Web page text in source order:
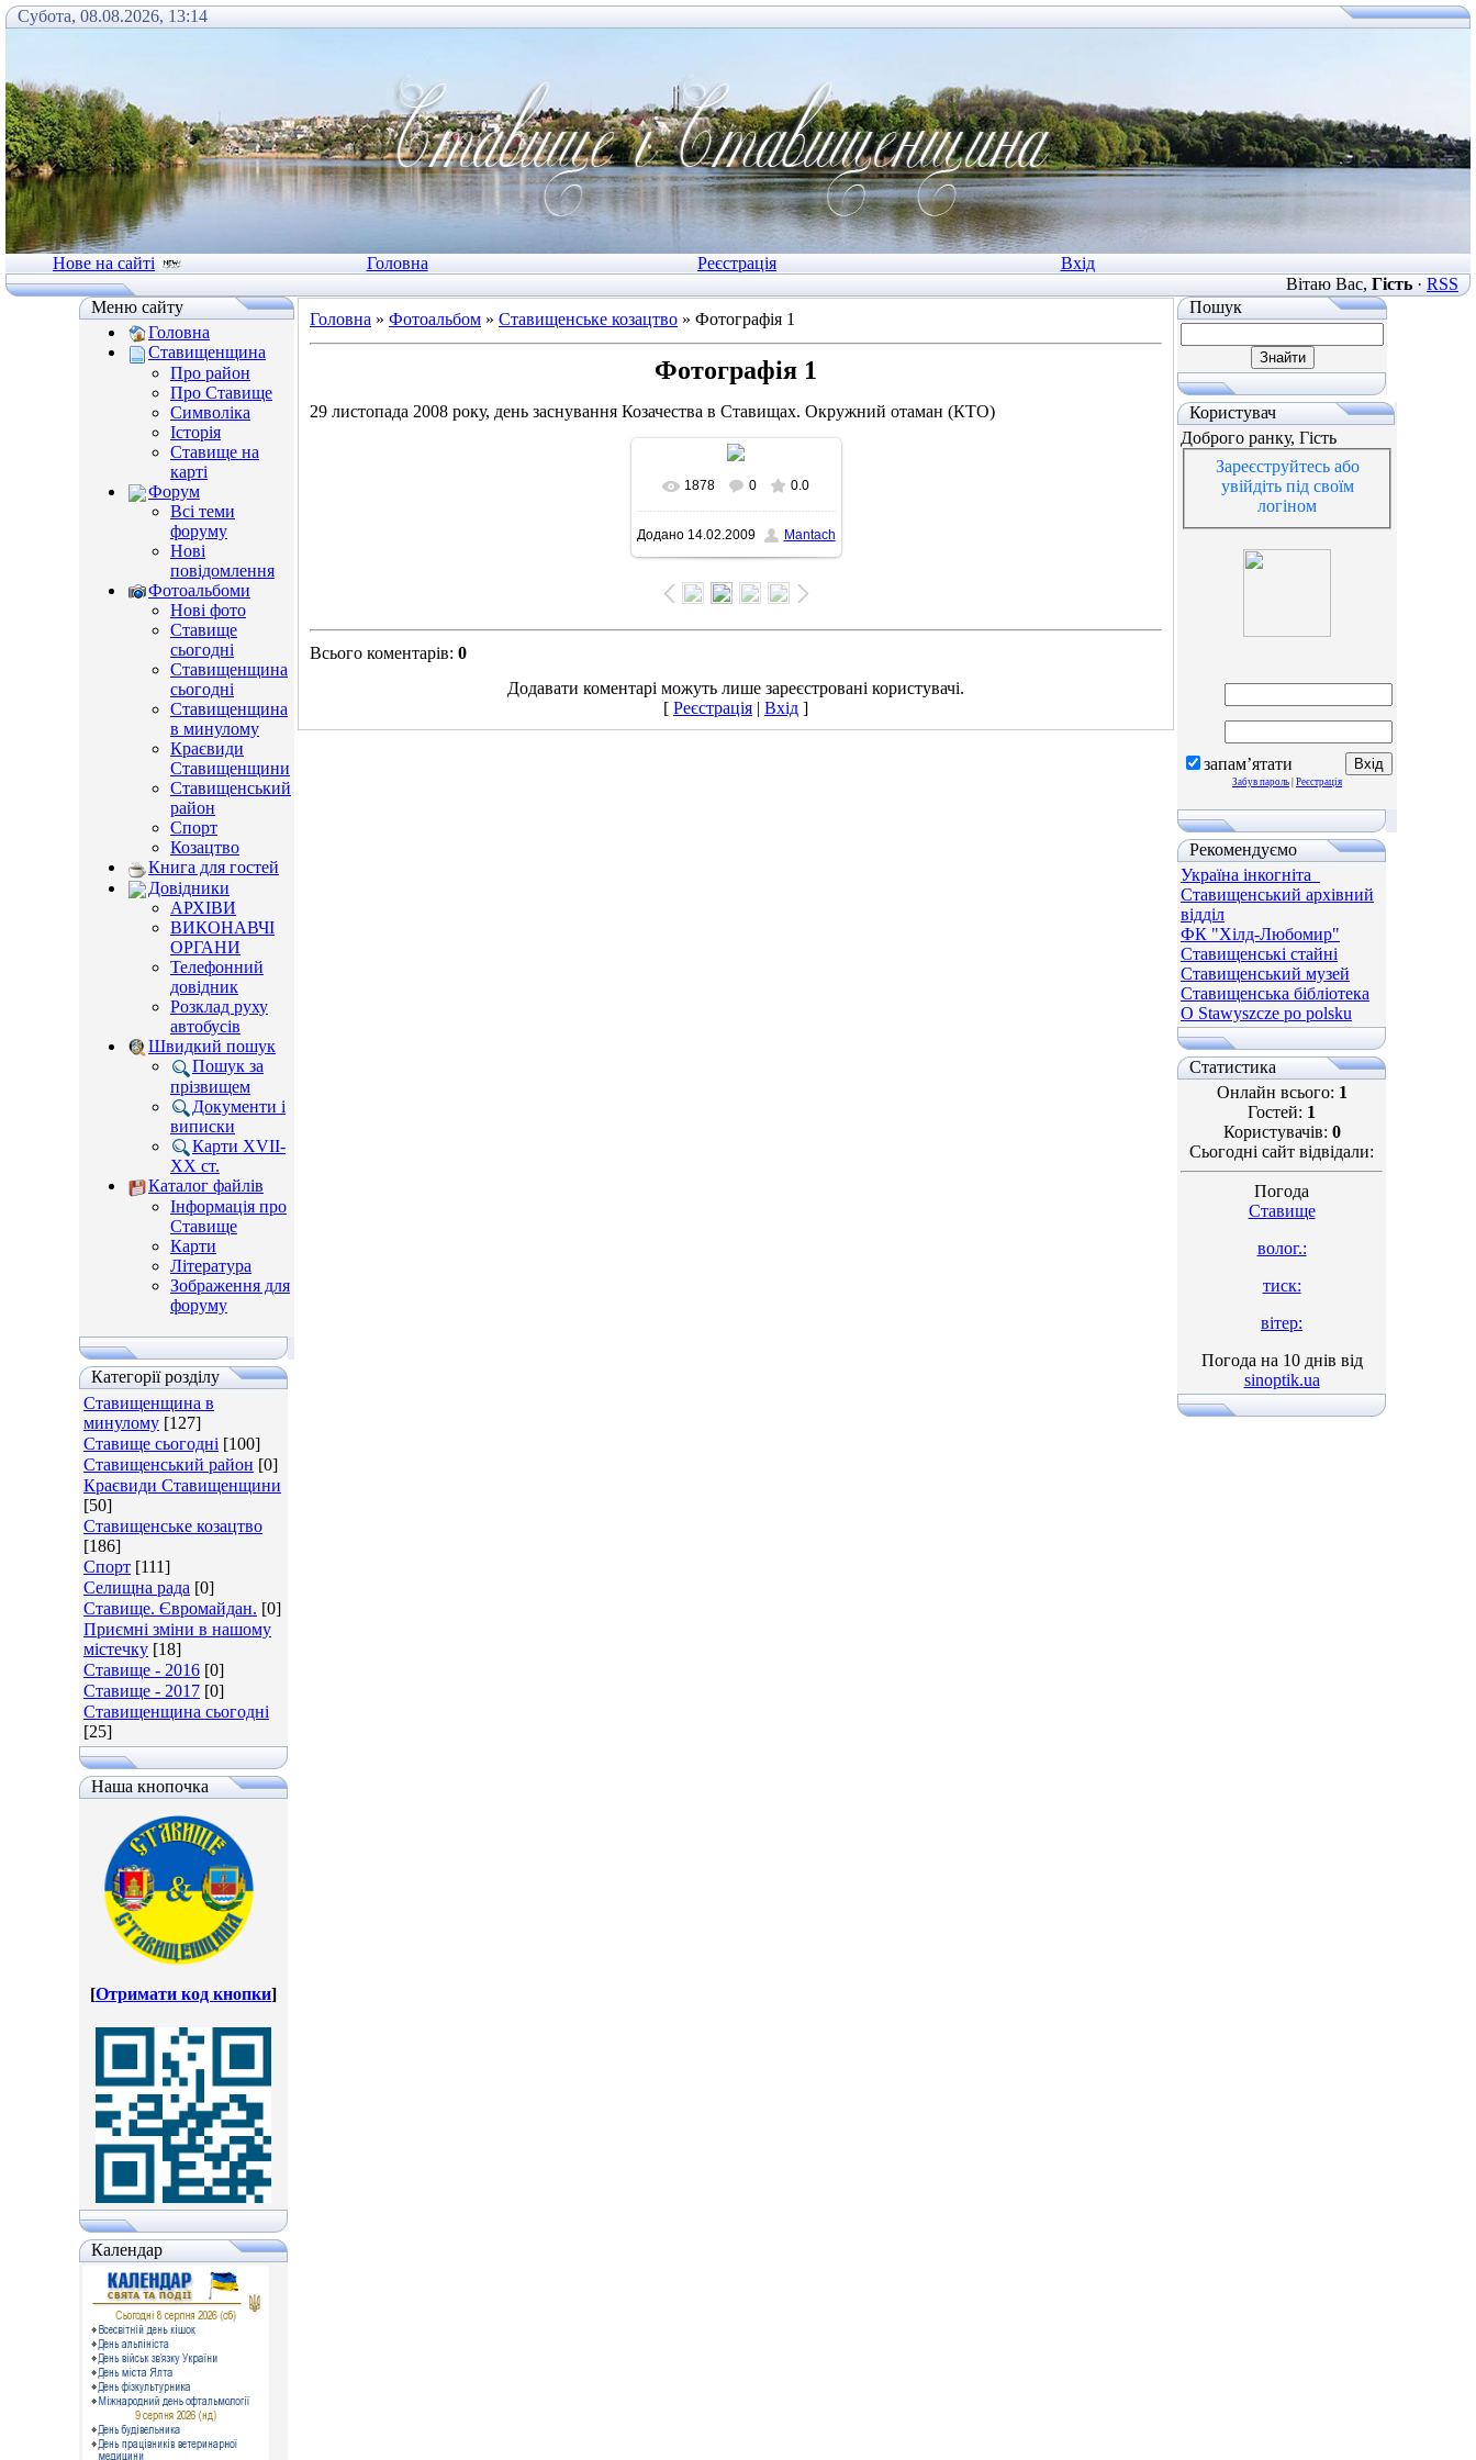
Субота, 08.08.2026, 13:14
Нове на сайті Головна Реєстрація
Вхід
Вітаю Вас, Гість· RSS
Меню сайту
Головна
Ставищенщина
Про район
Про Ставище
Символіка
Історія
Ставище на
карті
Форум
Всі теми
форуму
Нові
повідомлення
Фотоальбоми
Нові фото
Ставище
сьогодні
Ставищенщина
сьогодні
Ставищенщина
в минулому
Краєвиди
Ставищенщини
Ставищенський
район
Спорт
Козацтво
Книга для гостей
Довідники
АРХІВИ
ВИКОНАВЧІ
ОРГАНИ
Телефонний
довідник
Розклад руху
автобусів
Швидкий пошук
Пошук за
прізвищем
Документи і
виписки
Карти XVII-
XX ст.
Каталог файлів
Інформація про
Ставище
Карти
Література
Зображення для
форуму
Категорії розділу
Ставищенщина в
минулому [127]
Ставище сьогодні [100]
Ставищенський район [0]
Краєвиди Ставищенщини
[50]
Ставищенське козацтво
[186]
Спорт [111]
Селищна рада [0]
Ставище. Євромайдан. [0]
Приємні зміни в нашому
містечку [18]
Ставище - 2016 [0]
Ставище - 2017 [0]
Ставищенщина сьогодні
[25]
Наша кнопочка
[Отримати код кнопки]
Календар
Головна » Фотоальбом » Ставищенське козацтво » Фотографія 1
Фотографія 1
29 листопада 2008 року, день заснування Козачества в Ставищах. Окружний отаман (КТО)
У реальному розмірі
700x525/ 101.1Kb
1878 0 0.0
Додано14.02.2009 Mantach
Всього коментарів: 0
Додавати коментарі можуть лише зареєстровані користувачі.
[ Реєстрація | Вхід ]
Пошук
Користувач
Доброго ранку, Гість
Зареєструйтесь або
увійдіть під своїм
логіном
запам’ятати
Забув пароль Реєстрація
Рекомендуємо
Україна інкогніта_
Ставищенський архівний
відділ
ФК "Хілд-Любомир"
Ставищенські стайні
Ставищенський музей
Ставищенська бібліотека
O Stawyszcze po polsku
Статистика
Онлайн всього: 1
Гостей: 1
Користувачів: 0
Сьогодні сайт відвідали:
Погода
Ставище
волог.:
тиск:
вітер:
Погода на 10 днів від
sinoptik.ua